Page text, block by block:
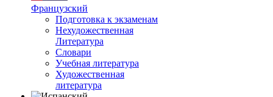
Французский
Подготовка к экзаменам
Нехудожественная
Литература
Словари
Учебная литература
Художественная
литература